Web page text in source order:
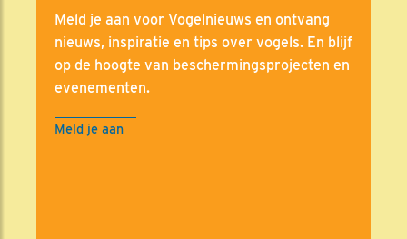
Meld je aan voor Vogelnieuws en ontvang
nieuws, inspiratie en tips over vogels. En blijf
op de hoogte van beschermingsprojecten en
evenementen.
Meld je aan